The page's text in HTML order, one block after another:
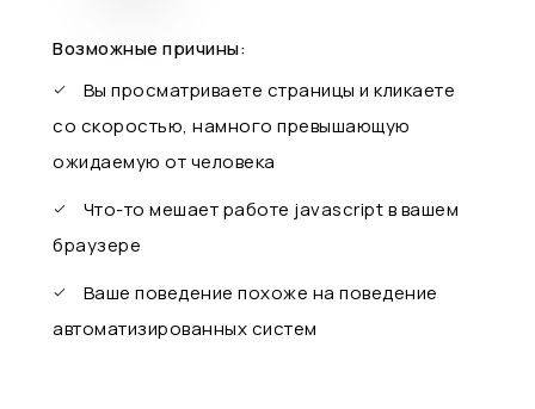
Возможные причины:
Вы просматриваете страницы и кликаете
со скоростью, намного превышающую
ожидаемую от человека
Что-то мешает работе javascript в вашем
браузере
Ваше поведение похоже на поведение
автоматизированных систем